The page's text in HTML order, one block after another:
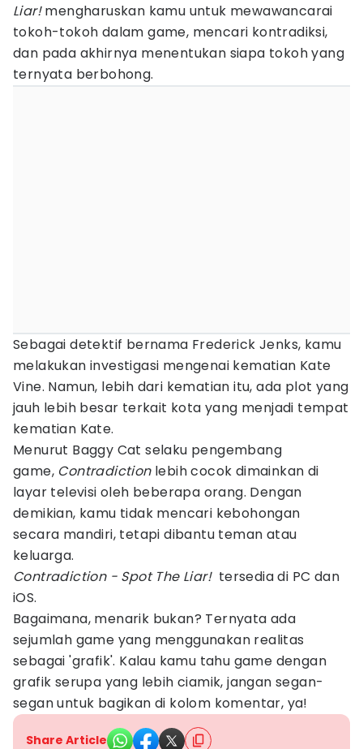
Liar!mengharuskan kamu untuk mewawancarai
tokoh-tokoh dalam game, mencari kontradiksi,
dan pada akhirnya menentukan siapa tokoh yang
ternyata berbohong.
Sebagai detektif bernama Frederick Jenks, kamu
melakukan investigasi mengenai kematian Kate
Vine. Namun, lebih dari kematian itu, ada plot yang
jauh lebih besar terkait kota yang menjadi tempat
kematian Kate.
Menurut Baggy Cat selaku pengembang
game, Contradiction lebih cocok dimainkan di
layar televisi oleh beberapa orang. Dengan
demikian, kamu tidak mencari kebohongan
secara mandiri, tetapi dibantu teman atau
keluarga.
Contradiction - Spot The Liar! tersedia di PC dan
iOS.
Bagaimana, menarik bukan? Ternyata ada
sejumlah game yang menggunakan realitas
sebagai 'grafik'. Kalau kamu tahu game dengan
grafik serupa yang lebih ciamik, jangan segan-
segan untuk bagikan di kolom komentar, ya!
Share Article